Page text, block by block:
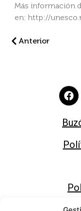
Más información
en: http://
Anterior